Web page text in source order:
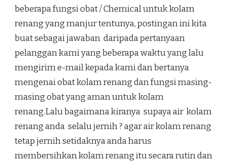
beberapa fungsi obat / Chemical untuk kolam
renang yang manjur tentunya, postingan ini kita
buat sebagai jawaban daripada pertanyaan
pelanggan kami yang beberapa waktu yang lalu
mengirim e-mail kepada kami dan bertanya
mengenai obat kolam renang dan fungsi masing-
masing obat yang aman untuk kolam
renang.Lalu bagaimana kiranya supaya air kolam
renang anda selalu jernih ? agar air kolam renang
tetap jernih setidaknya anda harus
membersihkan kolam renang itu secara rutin dan